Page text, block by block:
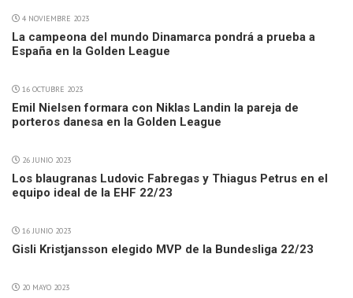
4 NOVIEMBRE 2023
La campeona del mundo Dinamarca pondrá a prueba a
España en la Golden League
16 OCTUBRE 2023
Emil Nielsen formara con Niklas Landin la pareja de
porteros danesa en la Golden League
26 JUNIO 2023
Los blaugranas Ludovic Fabregas y Thiagus Petrus en el
equipo ideal de la EHF 22/23
16 JUNIO 2023
Gisli Kristjansson elegido MVP de la Bundesliga 22/23
20 MAYO 2023